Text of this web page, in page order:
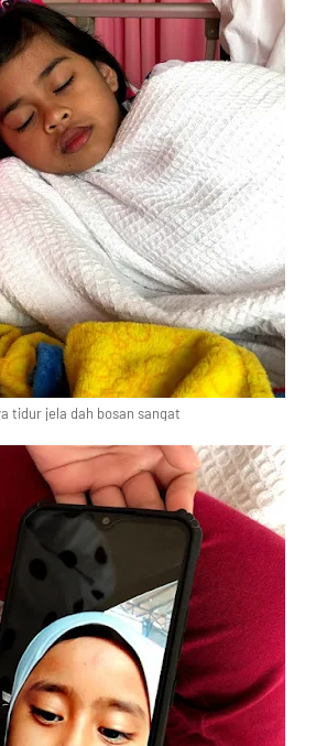
tidur jela dah bosan sangat